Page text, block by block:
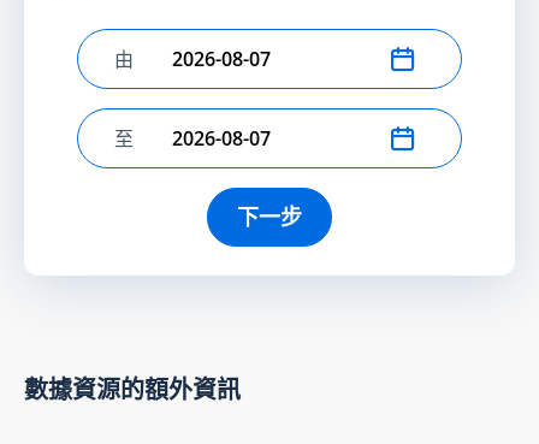
選擇開始日期
由
選擇結束日期
至
下一步
數據資源的額外資訊